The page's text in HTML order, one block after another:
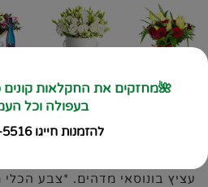
פרחים
עץ השפע
עציץ בונוסאי מדהים. *צבע
🌺מחזקים את החקלאות
בעפולה וכל
להזמנות חייגו 050-999-5516